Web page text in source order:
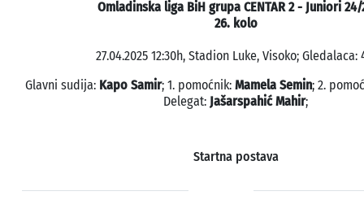
Omladinska liga BiH grupa CENTAR 2 - Juniori 24/
26. kolo
27.04.2025 12:30h, Stadion Luke, Visoko; Gledalaca:
Glavni sudija: Kapo Samir; 1. pomoćnik: Mamela Semin; 2.
Delegat: Jašarspahić Mahir;
Startna postava